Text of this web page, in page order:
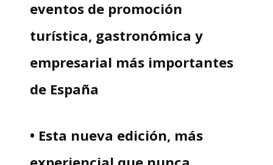
eventos de promoción
turística, gastronómica y
empresarial más importantes
de España
• Esta nueva edición, más